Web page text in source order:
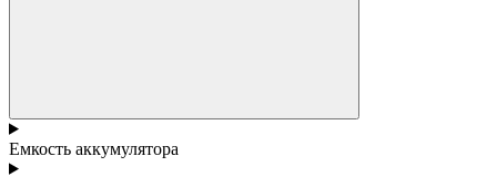
Емкость аккумулятора